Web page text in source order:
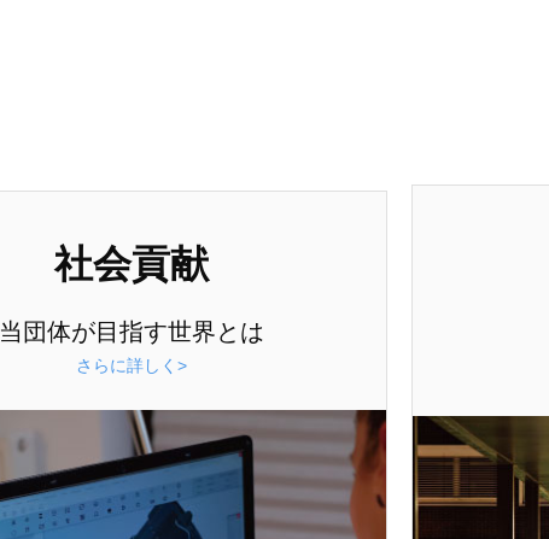
社会貢献
当団体が目指す世界とは
さらに詳しく>